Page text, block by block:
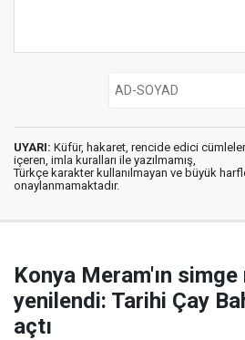
UYARI: Küfür, hakaret, rencide edici
içeren, imla kuralları ile yazılmamış,
Türkçe karakter kullanılmayan ve büyük
onaylanmamaktadır.
Konya Meram'ın simge
yenilendi: Tarihi Çay
açtı